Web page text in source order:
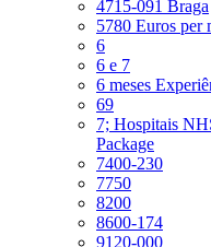
4715-091 Braga
5780 Euros per
6
6 e 7
6 meses
69
7; Hospitais
Package
7400-230
7750
8200
8600-174
9120-000